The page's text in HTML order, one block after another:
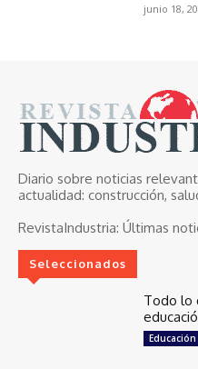
junio 18,
Diario sobre noticias
actualidad: construcción,
RevistaIndustria: Últimas
Seleccionados
Todo lo
Educación